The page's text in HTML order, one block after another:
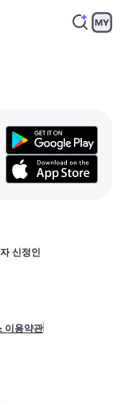
신정인
이용약관